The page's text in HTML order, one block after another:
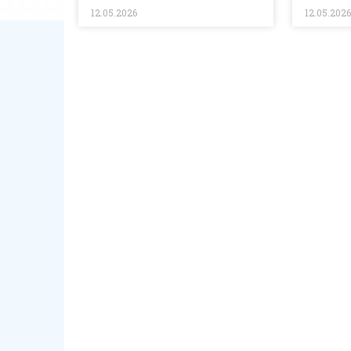
12.05.2026 12.05.2026